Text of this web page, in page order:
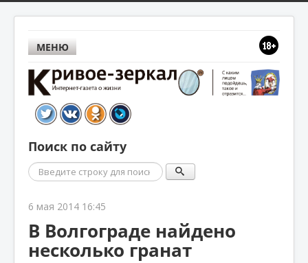
МЕНЮ
Поиск по сайту
Поиск
6 мая 2014 16:45
В Волгограде найдено
несколько гранат